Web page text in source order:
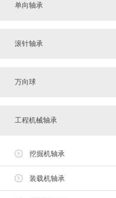
单向轴承
滚针轴承
万向球
工程机械轴承
挖掘机轴承
装载机轴承